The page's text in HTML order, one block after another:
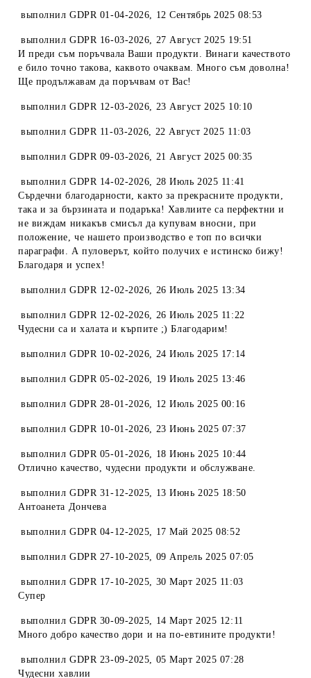
выполнилGDPR 01-04-2026, 12 Сентябрь 2025 08:53
выполнилGDPR 16-03-2026, 27 Август 2025 19:51
И преди съм поръчвала Ваши продукти. Винаги качеството
е било точно такова, каквото очаквам. Много съм доволна!
Ще продължавам да поръчвам от Вас!
выполнилGDPR 12-03-2026, 23 Август 2025 10:10
выполнилGDPR 11-03-2026, 22 Август 2025 11:03
выполнилGDPR 09-03-2026, 21 Август 2025 00:35
выполнилGDPR 14-02-2026, 28 Июль 2025 11:41
Сърдечни благодарности, както за прекрасните продукти,
така и за бързината и подаръка! Хавлиите са перфектни и
не виждам никакъв смисъл да купувам вносни, при
положение, че нашето производство е топ по всички
параграфи. А пуловерът, който получих е истинско бижу!
Благодаря и успех!
выполнилGDPR 12-02-2026, 26 Июль 2025 13:34
выполнилGDPR 12-02-2026, 26 Июль 2025 11:22
Чудесни са и халата и кърпите ;) Благодарим!
выполнилGDPR 10-02-2026, 24 Июль 2025 17:14
выполнилGDPR 05-02-2026, 19 Июль 2025 13:46
выполнилGDPR 28-01-2026, 12 Июль 2025 00:16
выполнилGDPR 10-01-2026, 23 Июнь 2025 07:37
выполнилGDPR 05-01-2026, 18 Июнь 2025 10:44
Отлично качество, чудесни продукти и обслужване.
выполнилGDPR 31-12-2025, 13 Июнь 2025 18:50
Антоанета Дончева
выполнилGDPR 04-12-2025, 17 Май 2025 08:52
выполнилGDPR 27-10-2025, 09 Апрель 2025 07:05
выполнилGDPR 17-10-2025, 30 Март 2025 11:03
Супер
выполнилGDPR 30-09-2025, 14 Март 2025 12:11
Много добро качество дори и на по-евтините продукти!
выполнилGDPR 23-09-2025, 05 Март 2025 07:28
Чудесни хавлии